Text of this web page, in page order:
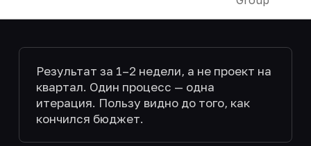
Результат за 1–2 недели, а не проект на
квартал. Один процесс — одна
итерация. Пользу видно до того, как
кончился бюджет.